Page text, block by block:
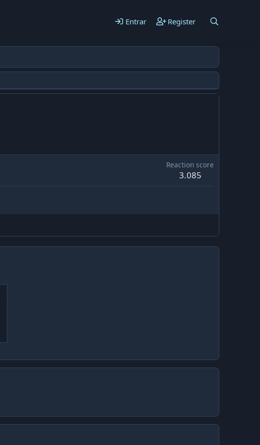
Entrar Register
Reaction score
3.085